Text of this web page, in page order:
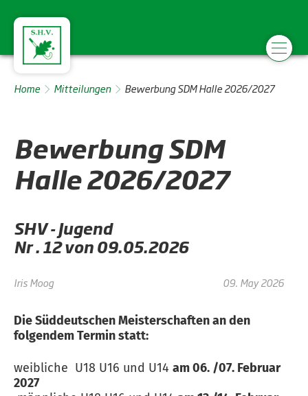
Home Mitteilungen Bewerbung SDM Halle 2026/2027
Bewerbung SDM
Halle 2026/2027
SHV - Jugend
Nr . 12 von 09.05.2026
Iris Moog 09. May 2026
Die Süddeutschen Meisterschaften an den
folgendem Termin statt:
weibliche U18 U16 und U14 am 06. /07. Februar
2027